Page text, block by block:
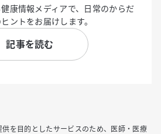
康情報メディアで、日常のからだ
ントをお届けします。
記事を読む
を目的としたサービスのため、医師・医療